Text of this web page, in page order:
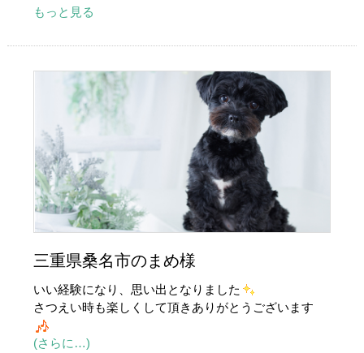
もっと見る
三重県桑名市のまめ様
いい経験になり、思い出となりました
さつえい時も楽しくして頂きありがとうございます
(さらに…)